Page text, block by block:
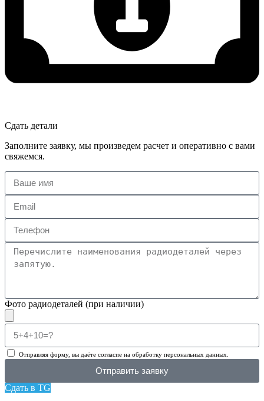
Сдать детали
Заполните заявку, мы произведем расчет и оперативно с вами
свяжемся.
Фото радиодеталей (при наличии)
Отправляя форму, вы даёте согласие на обработку персональных данных.
Отправить заявку
Сдать в TG